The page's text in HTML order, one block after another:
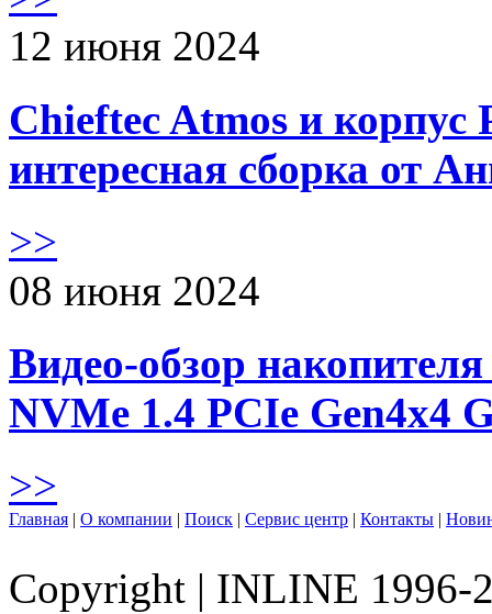
12 июня 2024
Chieftec Atmos и корпус
интересная сборка от
>>
08 июня 2024
Видео-обзор
NVMe 1.4 PCIe Gen4х4
>>
Главная | О компании | Поиск | Сервис центр | Контакты |
Copyright | INLINE 1996-